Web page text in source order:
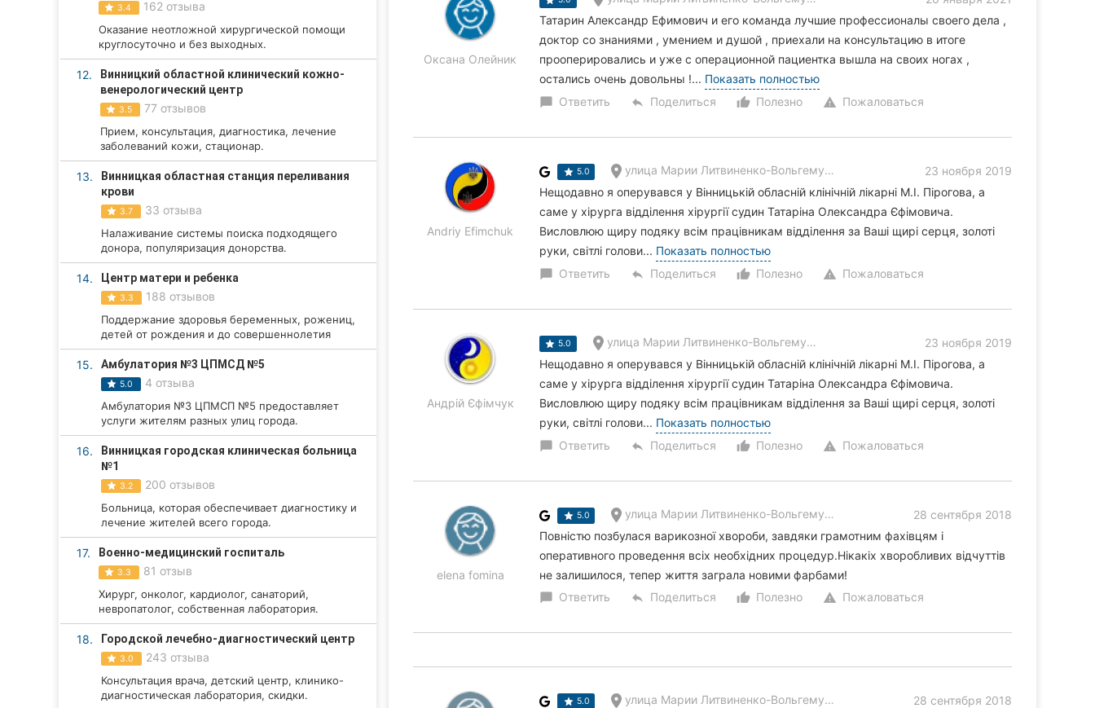
Карпаты
3.4 162 отзыва
Оказание неотложной хирургической помощи
круглосуточно и без выходных.
12.
Винницкий областной клинический кожно-
венерологический центр
3.5 77 отзывов
Прием, консультация, диагностика, лечение
заболеваний кожи, стационар.
13.
Винницкая областная станция переливания
крови
3.7 33 отзыва
Налаживание системы поиска подходящего
донора, популяризация донорства.
14. Центр матери и ребенка
3.3 188 отзывов
Поддержание здоровья беременных, рожениц,
детей от рождения и до совершеннолетия
15. Амбулатория №3 ЦПМСД №5
5.0 4 отзыва
Амбулатория №3 ЦПМСП №5 предоставляет
услуги жителям разных улиц города.
16.
Винницкая городская клиническая больница
№1
3.2 200 отзывов
Больница, которая обеспечивает диагностику и
лечение жителей всего города.
17. Военно-медицинский госпиталь
3.3 81 отзыв
Хирург, онколог, кардиолог, санаторий,
невропатолог, собственная лаборатория.
18. Городской лечебно-диагностический центр
3.0 243 отзыва
Консультация врача, детский центр, клинико-
диагностическая лаборатория, скидки.
Оксана Олейник
Татарин Александр Ефимович и его команда лучшие профессионалы своего дела ,
доктор со знаниями , умением и душой , приехали на консультацию в итоге
прооперировались и уже с операционной пациентка вышла на своих ногах ,
остались очень довольны !... Показать полностью
chat_bubble Ответить reply Поделиться thumb_up_alt
Полезно warning Пожаловаться
Andriy Efimchuk
5.0 улица Марии Литвиненко-Вольгемут, 5
23 ноября 2019
Нещодавно я оперувався у Вінницькій обласній клінічній лікарні М.І. Пірогова, а
саме у хірурга відділення хірургії судин Татаріна Олександра Єфімовича.
Висловлюю щиру подяку всім працівникам відділення за Ваші щирі серця, золоті
руки, світлі голови... Показать полностью
chat_bubble Ответить reply Поделиться thumb_up_alt
Полезно warning Пожаловаться
Андрій Єфімчук
5.0 улица Марии Литвиненко-Вольгемут, 5
23 ноября 2019
Нещодавно я оперувався у Вінницькій обласній клінічній лікарні М.І. Пірогова, а
саме у хірурга відділення хірургії судин Татаріна Олександра Єфімовича.
Висловлюю щиру подяку всім працівникам відділення за Ваші щирі серця, золоті
руки, світлі голови... Показать полностью
chat_bubble Ответить reply Поделиться thumb_up_alt
Полезно warning Пожаловаться
elena fomina
5.0 улица Марии Литвиненко-Вольгемут, 5
28 сентября 2018
Повністю позбулася варикозної хвороби, завдяки грамотним фахівцям і
оперативного проведення всіх необхідних процедур.Нікакіх хворобливих відчуттів
не залишилося, тепер життя заграла новими фарбами!
chat_bubble Ответить reply Поделиться thumb_up_alt
Полезно warning Пожаловаться
5.0 улица Марии Литвиненко-Вольгемут, 5
28 сентября 2018